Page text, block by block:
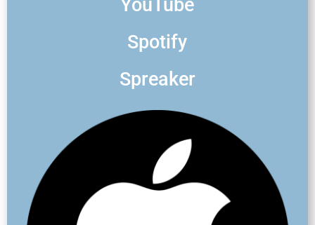
YouTube
Spotify
Spreaker